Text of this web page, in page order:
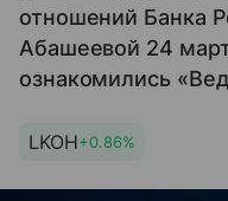
отношений Банка
Абашеевой 24
ознакомились
LKOH+0.86%